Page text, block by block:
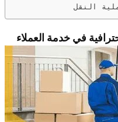
في خدمة العملاء